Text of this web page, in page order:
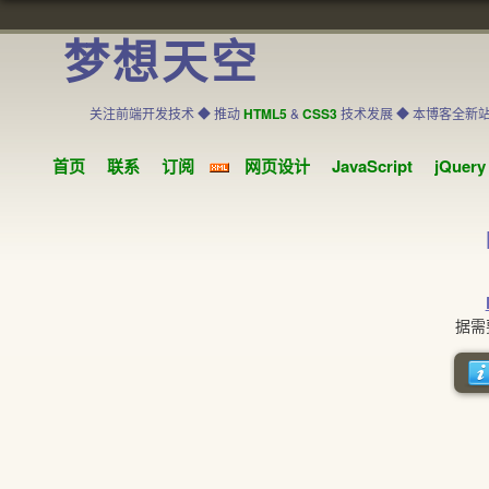
梦想天空
关注前端开发技术 ◆ 推动HTML5& CSS3技术发展 ◆ 本博客全新站
首页 联系 订阅 网页设计 JavaScript jQuery
据